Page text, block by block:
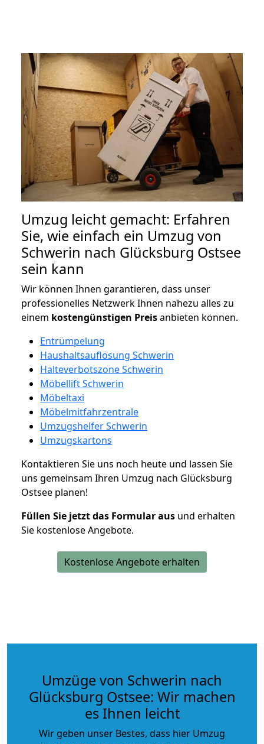
Umzug leicht gemacht: Erfahren
Sie, wie einfach ein Umzug von
Schwerin nach Glücksburg Ostsee
sein kann
Wir können Ihnen garantieren, dass unser
professionelles Netzwerk Ihnen nahezu alles zu
einem kostengünstigen Preisanbieten können.
Entrümpelung
Haushaltsauflösung Schwerin
Halteverbotszone Schwerin
Möbellift Schwerin
Möbeltaxi
Möbelmitfahrzentrale
Umzugshelfer Schwerin
Umzugskartons
Kontaktieren Sie uns noch heute und lassen Sie
uns gemeinsam Ihren Umzug nach Glücksburg
Ostsee planen!
Füllen Sie jetzt das Formular aus und erhalten
Sie kostenlose Angebote.
Kostenlose Angebote erhalten
Umzüge von Schwerin nach
Glücksburg Ostsee: Wir machen
es Ihnen leicht
Wir geben unser Bestes, dass hier Umzug